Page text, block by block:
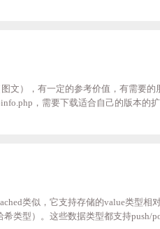
文），有一定的参考价值，有需要的
，需要下载适合自己的版本的
类似，它支持存储的value类型相
希类型）。这些数据类型都支持push/